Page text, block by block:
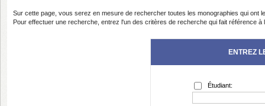
Sur cette page, vous serez en mesure de rechercher toutes les monographies qui ont
Pour effectuer une recherche, entrez l'un des critères de recherche qui fait référence
ENTREZ
Étudiant: